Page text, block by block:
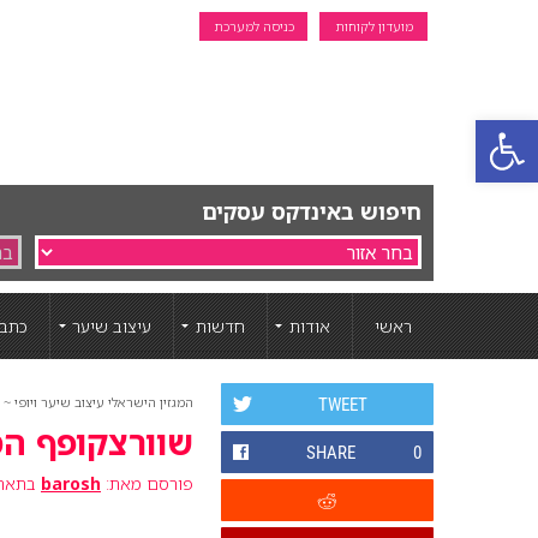
פתח סרגל נגישות
מועדון לקוחות כניסה למערכת
חיפוש באינדקס עסקים
ראשי אודות חדשות עיצוב שיער
המגזין הישראלי עיצוב שיער ויופי ~
שוורצקופף המבורג
פורסם מאת: barosh בתאריך: 19
TWEET
SHARE 0